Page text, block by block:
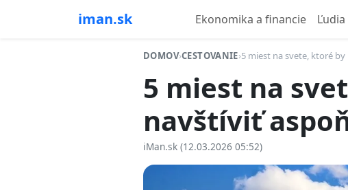
iman.sk Ekonomika a financie
DOMOV›CESTOVANIE›5 miest na svete, ktoré
5 miest na
navštíviť
iMan.sk (12.03.2026 05:52)